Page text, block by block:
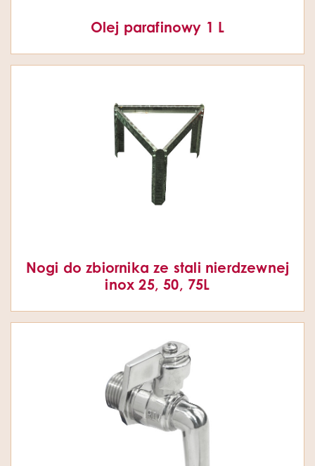
Olej parafinowy 1 L
Nogi do zbiornika ze stali nierdzewnej
inox 25, 50, 75L